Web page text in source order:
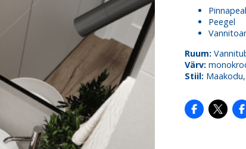
Peegel
Ruum:
Värv:
Stiil: